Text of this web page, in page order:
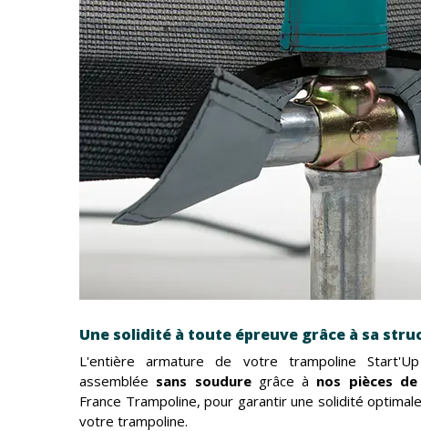
Une solidité à toute épreuve grâce à sa
L'entière armature de votre trampoline
assemblée sans souduregrâce à nos pièces
France Trampoline, pour garantir une solidité
votre trampoline.